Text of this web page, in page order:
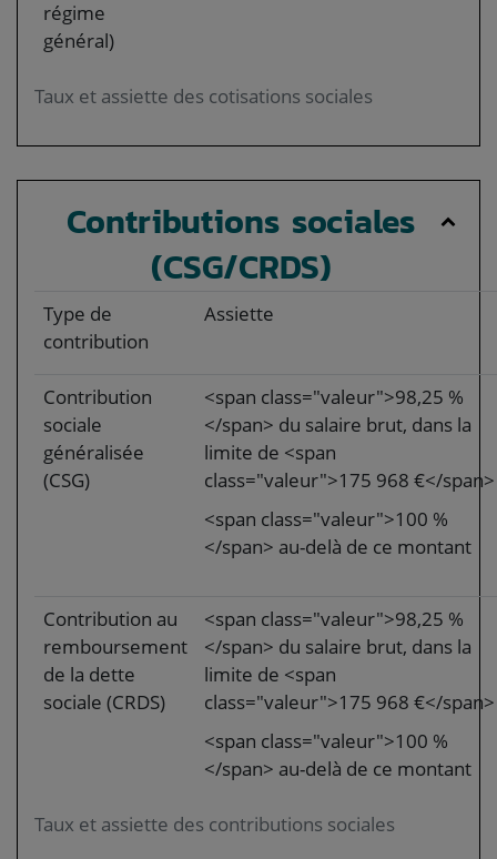
Taux et assiette des cotisations sociales
régime
général)
Contributions sociales
(CSG/CRDS)
Taux et assiette des contributions sociales
Type de
contribution
Assiette
Contribution
sociale
généralisée
(CSG)
<span class="valeur">98,25 %
</span> du salaire brut, dans la
limite de <span
class="valeur">175 968 €</span>
<span class="valeur">100 %
</span> au-delà de ce montant
Contribution au
remboursement
de la dette
sociale (CRDS)
<span class="valeur">98,25 %
</span> du salaire brut, dans la
limite de <span
class="valeur">175 968 €</span>
<span class="valeur">100 %
</span> au-delà de ce montant